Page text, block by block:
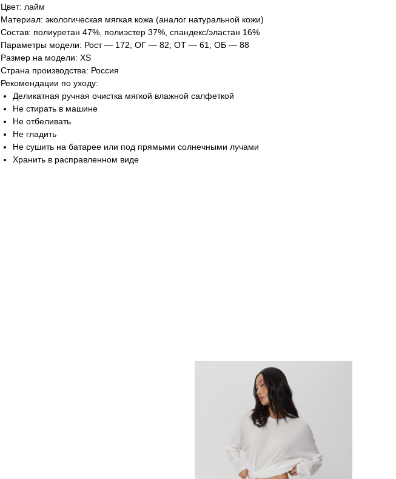
Цвет: лайм
Материал: экологическая мягкая кожа (аналог натуральной кожи)
Состав: полиуретан 47%, полиэстер 37%, спандекс/эластан 16%
Параметры модели: Рост — 172; ОГ — 82; ОТ — 61; ОБ — 88
Размер на модели: XS
Страна производства: Россия
Рекомендации по уходу:
Деликатная ручная очистка мягкой влажной салфеткой
Не стирать в машине
Не отбеливать
Не гладить
Не сушить на батарее или под прямыми солнечными лучами
Хранить в расправленном виде